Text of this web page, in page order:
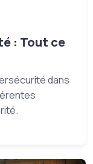
: Tout ce
dans